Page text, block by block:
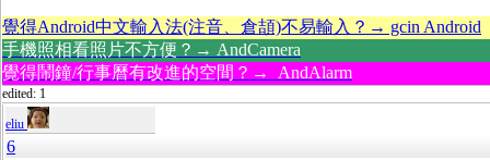
覺得Android中文輸入法(注音、倉頡)不易輸入？→ gcin Android
手機照相看照片不方便？→ AndCamera
覺得鬧鐘/行事曆有改進的空間？→ AndAlarm
edited: 1
eliu
6